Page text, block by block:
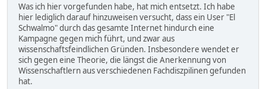
Was ich hier vorgefunden habe, hat mich entsetzt. Ich habe
hier lediglich darauf hinzuweisen versucht, dass ein User "El
Schwalmo" durch das gesamte Internet hindurch eine
Kampagne gegen mich führt, und zwar aus
wissenschaftsfeindlichen Gründen. Insbesondere wendet er
sich gegen eine Theorie, die längst die Anerkennung von
Wissenschaftlern aus verschiedenen Fachdiszpilinen gefunden
hat.